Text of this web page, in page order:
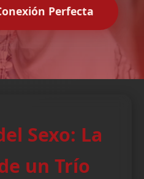
Perfecta
Sexo: La
un Trío